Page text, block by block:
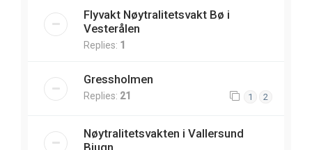
Flyvakt Nøytralitetsvakt Bø i
Vesterålen
Replies: 1
Gressholmen
Replies: 21 1 2
Nøytralitetsvakten i Vallersund